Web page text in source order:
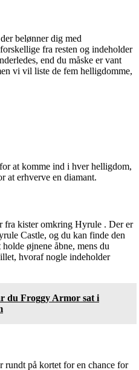
belønner dig med
fra resten og indeholder
end du måske er vant
vi vil liste de fem helligdomme,
at komme ind i hver helligdom,
at erhverve en diamant.
fra kister omkring Hyrule . Der er
Castle, og du kan finde den
øjnene åbne, mens du
hvoraf nogle indeholder
du Froggy Armor sat i
rundt på kortet for en chance for